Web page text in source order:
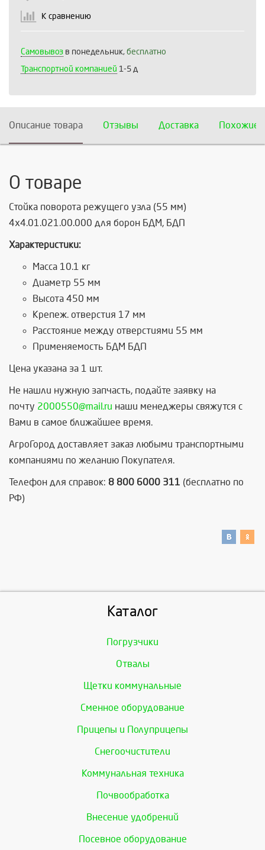
К сравнению
Самовывоз в понедельник, бесплатно
Транспортной компанией 1-5 д
Описание товара Отзывы Доставка Похожие
О товаре
Стойка поворота режущего узла (55 мм)
4х4.01.021.00.000 для борон БДМ, БДП
Характеристики:
Масса 10.1 кг
Диаметр 55 мм
Высота 450 мм
Крепеж. отверстия 17 мм
Расстояние между отверстиями 55 мм
Применяемость БДМ БДП
Цена указана за 1 шт.
Не нашли нужную запчасть, подайте заявку на
почту 2000550@mail.ru наши менеджеры свяжутся с
Вами в самое ближайшее время.
АгроГород доставляет заказ любыми транспортными
компаниями по желанию Покупателя.
Телефон для справок: 8 800 6000 311 (бесплатно по
РФ)
Каталог
Погрузчики
Отвалы
Щетки коммунальные
Сменное оборудование
Прицепы и Полуприцепы
Снегоочистители
Коммунальная техника
Почвообработка
Внесение удобрений
Посевное оборудование